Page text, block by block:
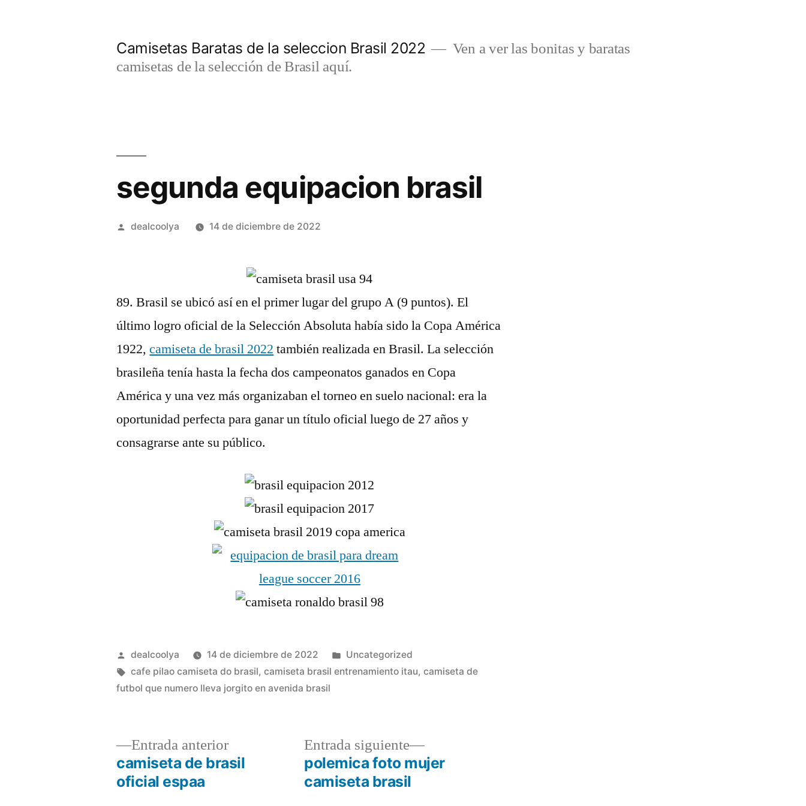
Camisetas Baratas de la seleccion Brasil 2022
Ven a ver las bonitas y baratas
camisetas de la selección de Brasil aquí.
segunda equipacion brasil
Publicado
dealcoolya 14 de diciembre de 2022
89. Brasil se ubicó así en el primer lugar del grupo A (9 puntos). El
último logro oficial de la Selección Absoluta había sido la Copa América
1922,camiseta de brasil 2022 también realizada en Brasil. La selección
brasileña tenía hasta la fecha dos campeonatos ganados en Copa
América y una vez más organizaban el torneo en suelo nacional: era la
oportunidad perfecta para ganar un título oficial luego de 27 años y
consagrarse ante su público.
Publicado
por
dealcoolya 14 de diciembre de 2022
Publicado
en
Uncategorized
Etiquetas:
cafe pilao camiseta do brasil,camiseta brasil entrenamiento itau,camiseta de
futbol que numero lleva jorgito en avenida brasil
Navegación
Entrada anteriorEntrada
anterior:
camiseta de brasil
oficial espaa
Entrada siguiente
Entrada
siguiente:
polemica foto mujer
camiseta brasil